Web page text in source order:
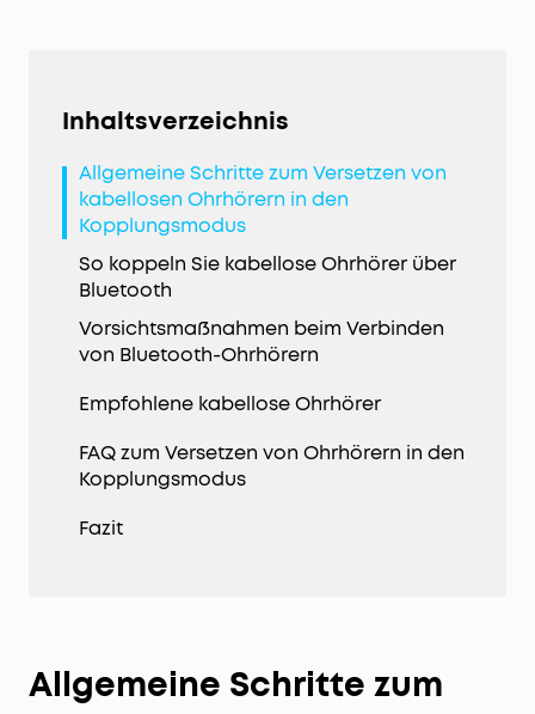
Inhaltsverzeichnis
Allgemeine Schritte zum Versetzen von
kabellosen Ohrhörern in den
Kopplungsmodus
So koppeln Sie kabellose Ohrhörer über
Bluetooth
Vorsichtsmaßnahmen beim Verbinden
von Bluetooth-Ohrhörern
Empfohlene kabellose Ohrhörer
FAQ zum Versetzen von Ohrhörern in den
Kopplungsmodus
Fazit
Allgemeine Schritte zum